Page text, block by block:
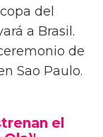
del
a Brasil.
de
Sao Paulo.
el